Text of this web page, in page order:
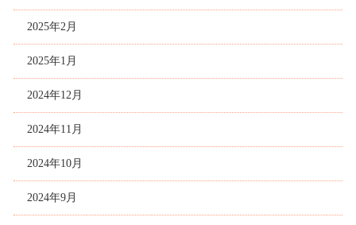
2025年2月
2025年1月
2024年12月
2024年11月
2024年10月
2024年9月